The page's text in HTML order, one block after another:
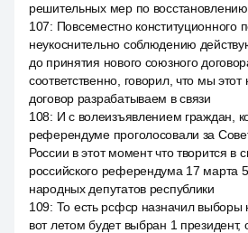
решительных мер по восстановлению.
107: Повсеместно конституционного
неукоснительно соблюдению
до принятия нового союзного
соответственно, говорил, что мы
договор разрабатываем в связи
108: И с волеизъявлением граждан,
референдуме проголосовали за
России в этот момент что творится в
российского референдума 17 марта
народных депутатов республики
109: То есть рсфср назначил выборы
вот летом будет выбран 1 президент,